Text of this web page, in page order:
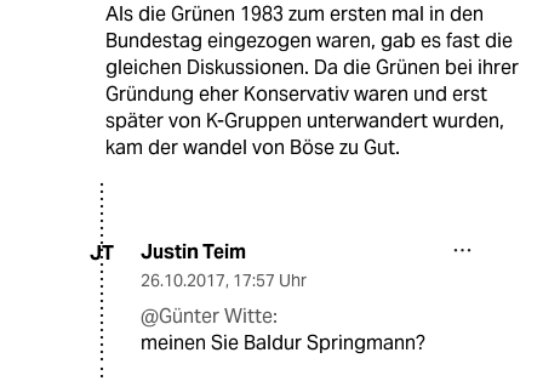
Als die Grünen 1983 zum ersten mal in den
Bundestag eingezogen waren, gab es fast die
gleichen Diskussionen. Da die Grünen bei ihrer
Gründung eher Konservativ waren und erst
später von K-Gruppen unterwandert wurden,
kam der wandel von Böse zu Gut.
JT Justin Teim
26.10.2017, 17:57 Uhr
@Günter Witte:
meinen Sie Baldur Springmann?